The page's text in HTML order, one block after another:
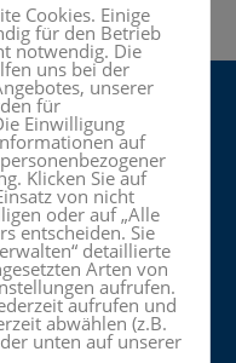
Cookies. Einige
für den Betrieb
notwendig. Die
uns bei der
unserer
für
Einwilligung
auf
Klicken Sie auf
von nicht
oder auf „Alle
entscheiden. Sie
detaillierte
Arten von
aufrufen.
aufrufen und
abwählen (z.B.
unten auf unserer